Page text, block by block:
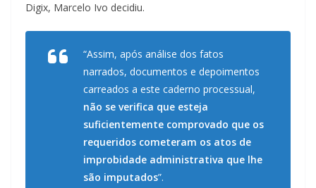
Digix, Marcelo Ivo decidiu.
“Assim, após análise dos fatos
narrados, documentos e depoimentos
carreados a este caderno processual,
não se verifica que esteja
suficientemente comprovado que os
requeridos cometeram os atos de
improbidade administrativa que lhe
são imputados”.